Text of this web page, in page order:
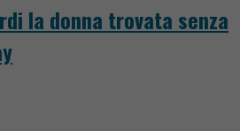
la donna trovata senza